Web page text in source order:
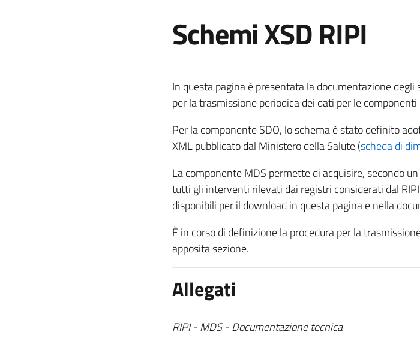
Schemi XSD RIPI
In questa pagina è presentata la documentazione
per la trasmissione periodica dei dati per le
Per la componente SDO, lo schema è stato definito
XML pubblicato dal Ministero della Salute (scheda di
La componente MDS permette di acquisire, secondo
tutti gli interventi rilevati dai registri considerati dal
disponibili per il download in questa pagina e nella
È in corso di definizione la procedura per la
apposita sezione.
Allegati
RIPI - MDS - Documentazione tecnica